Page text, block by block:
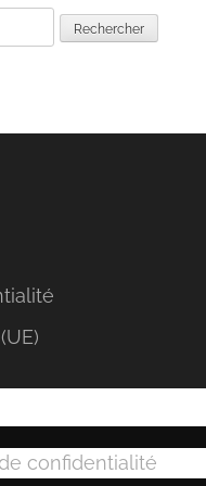
confidentialité